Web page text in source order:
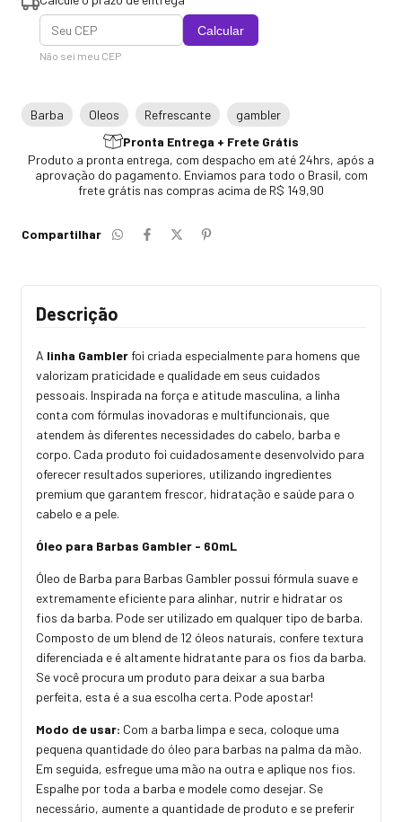
Calcular
Não sei meu CEP
Barba Oleos Refrescante
gambler
Pronta Entrega + Frete Grátis
Produto a pronta entrega, com despacho em até 24hrs, após a
aprovação do pagamento. Enviamos para todo o Brasil, com
frete grátis nas compras acima de R$ 149,90
Compartilhar
Descrição
A linha Gambler foi criada especialmente para homens que
valorizam praticidade e qualidade em seus cuidados
pessoais. Inspirada na força e atitude masculina, a linha
conta com fórmulas inovadoras e multifuncionais, que
atendem às diferentes necessidades do cabelo, barba e
corpo. Cada produto foi cuidadosamente desenvolvido para
oferecer resultados superiores, utilizando ingredientes
premium que garantem frescor, hidratação e saúde para o
cabelo e a pele.
Óleo para Barbas Gambler - 60mL
Óleo de Barba para Barbas Gambler possui fórmula suave e
extremamente eficiente para alinhar, nutrir e hidratar os
fios da barba. Pode ser utilizado em qualquer tipo de barba.
Composto de um blend de 12 óleos naturais, confere textura
diferenciada e é altamente hidratante para os fios da barba.
Se você procura um produto para deixar a sua barba
perfeita, esta é a sua escolha certa. Pode apostar!
Modo de usar: Com a barba limpa e seca, coloque uma
pequena quantidade do óleo para barbas na palma da mão.
Em seguida, esfregue uma mão na outra e aplique nos fios.
Espalhe por toda a barba e modele como desejar. Se
necessário, aumente a quantidade de produto e se preferir